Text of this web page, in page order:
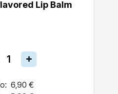
Lip Balm
6,90 €